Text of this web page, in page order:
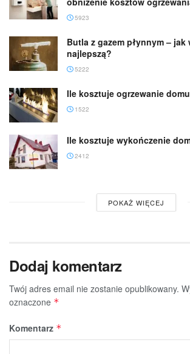
5923
Butla z gazem płynnym – jak
najlepszą?
5222
Ile kosztuje ogrzewanie
1522
Ile kosztuje wykończenie
2412
POKAŻ WIĘCEJ
Dodaj komentarz
Twój adres email nie zostanie opublikowany.
oznaczone *
Komentarz *